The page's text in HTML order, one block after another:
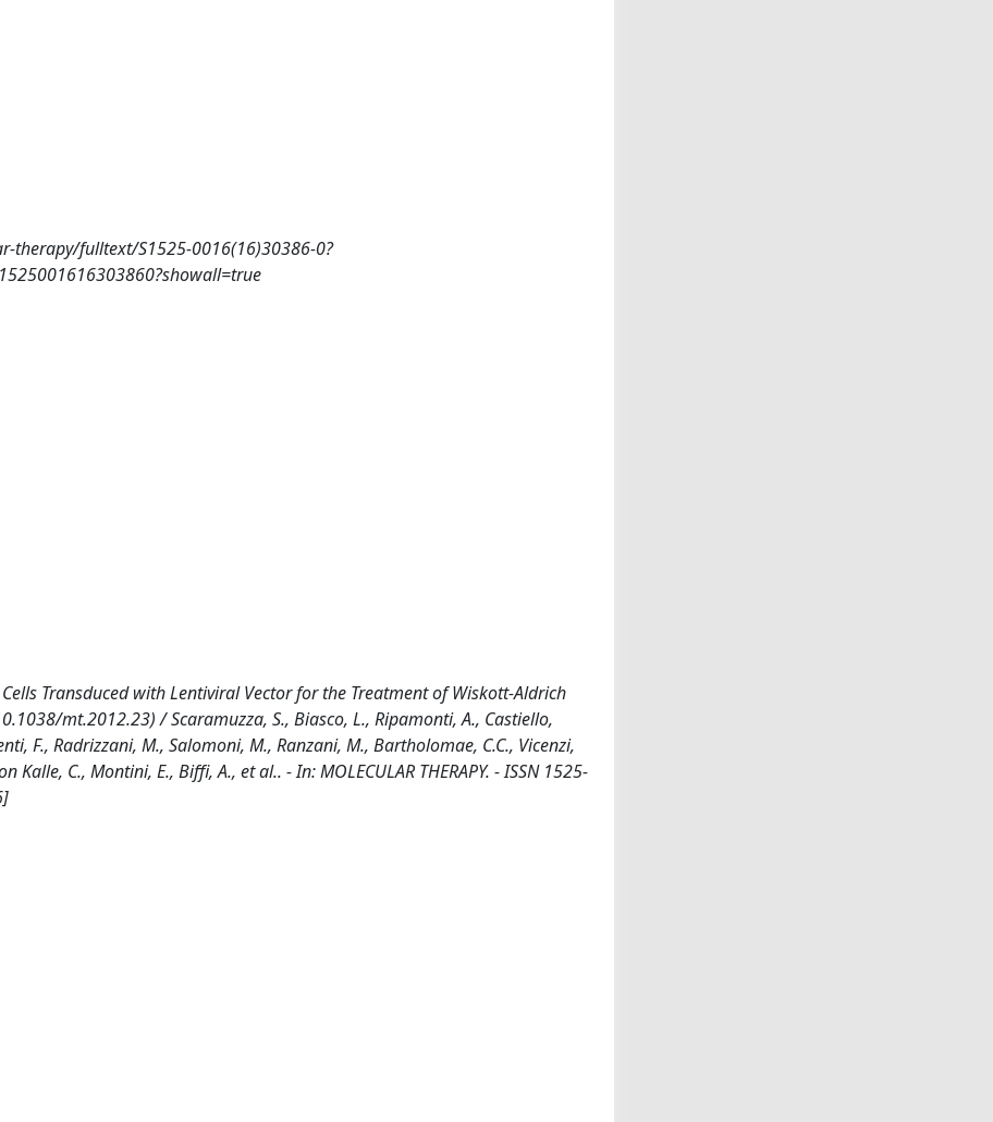
therapy/fulltext/S1525-0016(16)30386-0?
Transduced with Lentiviral Vector for the Treatment of Wiskott-Aldrich
mt.2012.23) / Scaramuzza, S., Biasco, L., Ripamonti, A., Castiello,
F., Radrizzani, M., Salomoni, M., Ranzani, M., Bartholomae, C.C., Vicenzi,
C., Montini, E., Biffi, A., et al.. - In: MOLECULAR THERAPY. - ISSN 1525-